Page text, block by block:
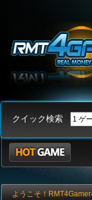
クイック検索
ようこそ！